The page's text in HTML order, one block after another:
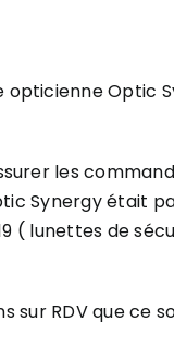
Optic
les
Synergy était
( lunettes de
sur RDV que ce